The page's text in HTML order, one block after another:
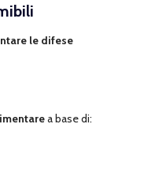
le difese
a base di: